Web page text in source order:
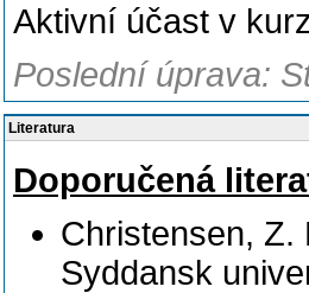
Aktivní účast v
Poslední úprava:
Literatura
Doporučená
Christensen, Z.
Syddansk